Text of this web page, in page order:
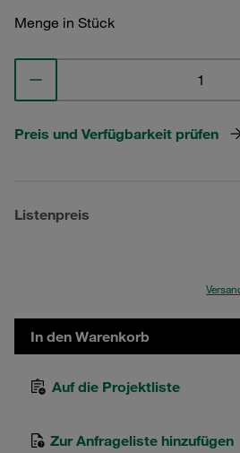
Menge in Stück
Preis und Verfügbarkeit prüfen
Listenpreis
In den Warenkorb
Auf die Projektliste
Zur Anfrageliste hinzufügen